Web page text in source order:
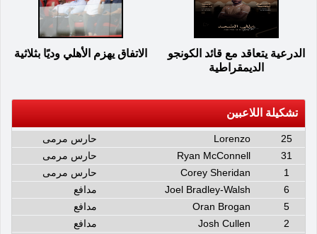
الدرعية يتعاقد مع قائد الكونجو
الديمقراطية
الاتفاق يهزم الأهلي وديًا بثلاثية
تشكيلة اللاعبين
25
Lorenzo
حارس مرمى
31
Ryan McConnell
حارس مرمى
1
Corey Sheridan
حارس مرمى
6
Joel Bradley-Walsh
مدافع
5
Oran Brogan
مدافع
2
Josh Cullen
مدافع